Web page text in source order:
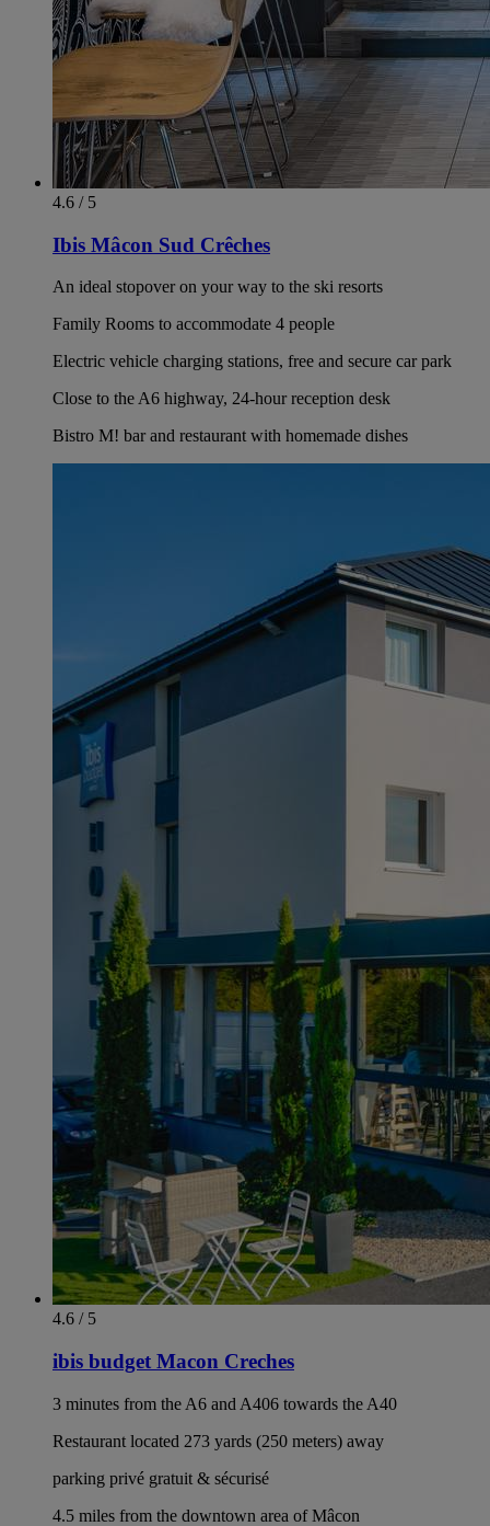
4.6 / 5
Ibis Mâcon Sud Crêches
An ideal stopover on your way to the ski resorts
Family Rooms to accommodate 4 people
Electric vehicle charging stations, free and secure car park
Close to the A6 highway, 24-hour reception desk
Bistro M! bar and restaurant with homemade dishes
4.6 / 5
ibis budget Macon Creches
3 minutes from the A6 and A406 towards the A40
Restaurant located 273 yards (250 meters) away
parking privé gratuit & sécurisé
4.5 miles from the downtown area of Mâcon